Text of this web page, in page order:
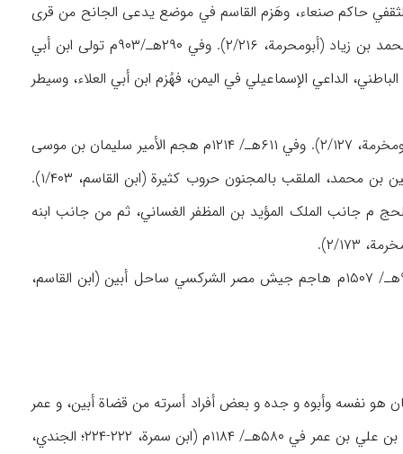
عمر الثقفي حاکم صنعاء، وهَزم القاسم في موضع یدعی الجانح من قری
أبین (خلیفة، ۲/۵۸۲-۵۸۳). وفي ۲۰۶هـ/ ۸۲۱م سقطت هذه المنطقة بید جیش المأمون بقیادة محمد بن زیاد (أبومحرمة، ۲/۲۱۶). وفي ۲۹۰هـ/۹۰۳م تولی ابن أبي
الداعي الإسماعیلي في الیمن، فهُزم ابن أبي العلاء، وسیطر
وفي ۵۵۹هـ/۱۱۶۴م دخل أبین حاکم زَبید عبدالنبي بن علي بن المهدي، وقتل الکثیر من أهالیها (أبومخرمة، ۲/۱۲۷). وفي ۶۱۱هـ/ ۱۲۱۴م هجم الأمیر سلیمان بن موسی
الذي کان یحکم ذمار من جانب إمام الزیدیة، علی مدینة لحج وأبین، وحدثت بینه و بین طغتکین بن محمد، الملقب بالمجنون حروب کثیرة (ابن القاسم، ۱/۴۰۳).
أبین ولحج م جانب الملک المؤید بن المظفر الغساني، ثم من جانب ابنه
۱۷۳).
وفي ۸۳۹هـ/ ۱۴۳۵م أهلک مرض الطاعون الکثیر من الناس في تعز وعدن ولحج وأین، وفي ۹۱۳هـ/ ۱۵۰۷م هاجم جیش مصر الشرکسي ساحل أبین (ابن القاسم،
هو نفسه وأبوه و جده و بعض أفراد أسرته من قضاة أبین، و عمر
الذي تولی القضاء في أبین بعد محمد بن علي بن عمر في ۵۸۰هـ/ ۱۱۸۴م (ابن سمرة، ۲۲۲-۲۲۴؛ الجندي،